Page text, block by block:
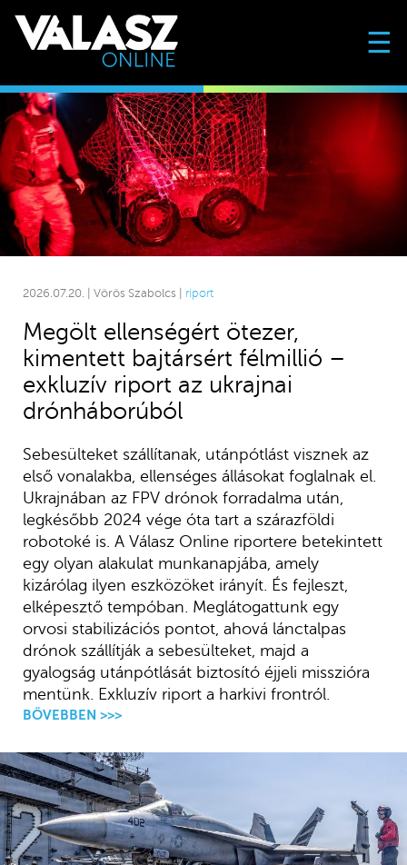
☰
2026.07.20. | Vörös Szabolcs | riport
Megölt ellenségért ötezer,
kimentett bajtársért félmillió –
exkluzív riport az ukrajnai
drónháborúból
Sebesülteket szállítanak, utánpótlást visznek az
első vonalakba, ellenséges állásokat foglalnak el.
Ukrajnában az FPV drónok forradalma után,
legkésőbb 2024 vége óta tart a szárazföldi
robotoké is. A Válasz Online riportere betekintett
egy olyan alakulat munkanapjába, amely
kizárólag ilyen eszközöket irányít. És fejleszt,
elképesztő tempóban. Meglátogattunk egy
orvosi stabilizációs pontot, ahová lánctalpas
drónok szállítják a sebesülteket, majd a
gyalogság utánpótlását biztosító éjjeli misszióra
mentünk. Exkluzív riport a harkivi frontról.
BŐVEBBEN >>>